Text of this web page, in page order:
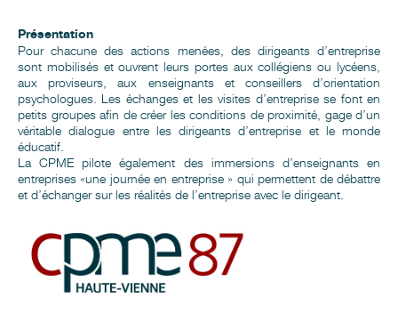
Présentation
Pour chacune des actions menées, des dirigeants d’entreprise
sont mobilisés et ouvrent leurs portes aux collégiens ou lycéens,
aux proviseurs, aux enseignants et conseillers d’orientation
psychologues. Les échanges et les visites d’entreprise se font en
petits groupes afin de créer les conditions de proximité, gage d’un
véritable dialogue entre les dirigeants d’entreprise et le monde
éducatif.
La CPME pilote également des immersions d’enseignants en
entreprises «une journée en entreprise » qui permettent de débattre
et d’échanger sur les réalités de l’entreprise avec le dirigeant.